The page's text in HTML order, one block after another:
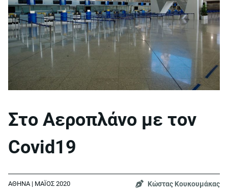
Στο Αεροπλάνο με τον
Covid19
ΑΘΗΝΑ | ΜΑΪΟΣ 2020 Κώστας Κουκουμάκας